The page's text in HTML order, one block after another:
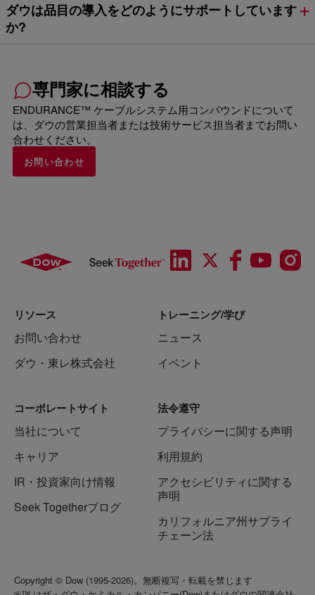
ダウは品目の導入をどのようにサポートしています
か?
専門家に相談する
ENDURANCE™ ケーブルシステム用コンパウンドについて
は、ダウの営業担当者または技術サービス担当者までお問い
合わせください。
お問い合わせ
リソース
お問い合わせ
ダウ・東レ株式会社
トレーニング/学び
ニュース
イベント
コーポレートサイト
当社について
キャリア
IR・投資家向け情報
Seek Togetherブログ
法令遵守
プライバシーに関する声明
利用規約
アクセシビリティに関する
声明
カリフォルニア州サプライ
チェーン法
Copyright © Dow (1995-2026)。無断複写・転載を禁じます